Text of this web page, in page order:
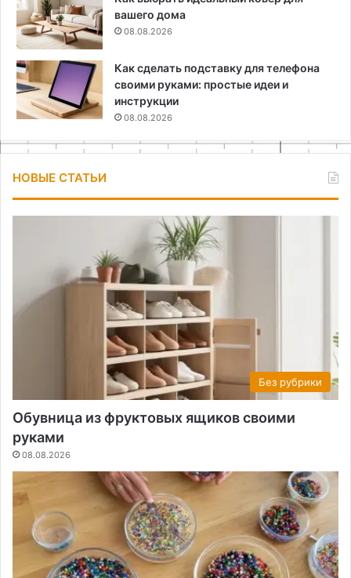
вашего дома
08.08.2026
Как сделать подставку для телефона
своими руками: простые идеи и
инструкции
08.08.2026
НОВЫЕ СТАТЬИ
Без рубрики
Обувница из фруктовых ящиков своими
руками
08.08.2026